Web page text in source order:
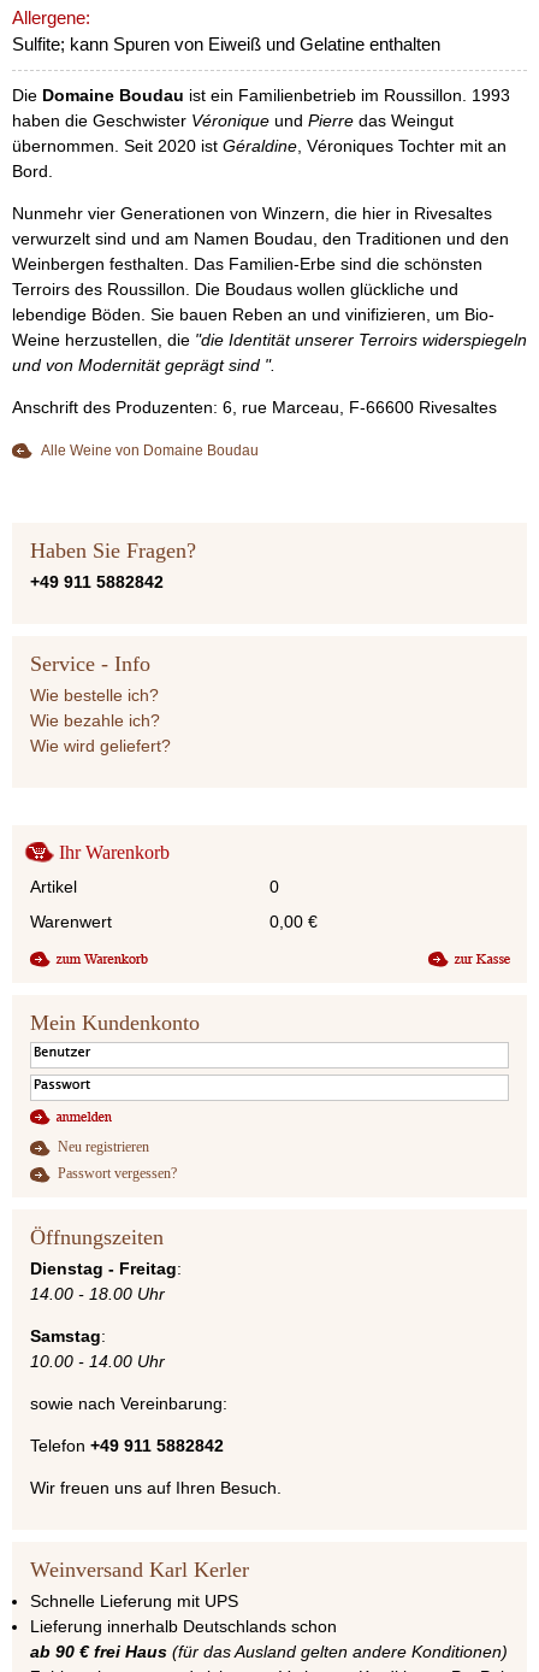
Allergene:
Sulfite; kann Spuren von Eiweiß und Gelatine enthalten
Die Domaine Boudau ist ein Familienbetrieb im Roussillon. 1993
haben die Geschwister Véronique und Pierre das Weingut
übernommen. Seit 2020 ist Géraldine , Véroniques Tochter mit an
Bord.
Nunmehr vier Generationen von Winzern, die hier in Rivesaltes
verwurzelt sind und am Namen Boudau, den Traditionen und den
Weinbergen festhalten. Das Familien-Erbe sind die schönsten
Terroirs des Roussillon. Die Boudaus wollen glückliche und
lebendige Böden. Sie bauen Reben an und vinifizieren, um Bio-
Weine herzustellen, die "die Identität unserer Terroirs widerspiegeln
und von Modernität geprägt sind ".
Anschrift des Produzenten: 6, rue Marceau, F-66600 Rivesaltes
Alle Weine von Domaine Boudau
Haben Sie Fragen?
+49 911 5882842
Service - Info
Wie bestelle ich?
Wie bezahle ich?
Wie wird geliefert?
Ihr Warenkorb
Artikel
0
Warenwert
0,00 €
Mein Kundenkonto
Neu registrieren
Passwort vergessen?
Öffnungszeiten
Dienstag - Freitag:
14.00 - 18.00 Uhr
Samstag:
10.00 - 14.00 Uhr
sowie nach Vereinbarung:
Telefon +49 911 5882842
Wir freuen uns auf Ihren Besuch.
Weinversand Karl Kerler
Schnelle Lieferung mit UPS
Lieferung innerhalb Deutschlands schon
ab 90 € frei Haus (für das Ausland gelten andere Konditionen)